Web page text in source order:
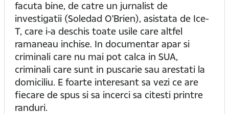
facuta bine, de catre un jurnalist de
investigatii (Soledad O'Brien), asistata de Ice-
T, care i-a deschis toate usile care altfel
ramaneau inchise. In documentar apar si
criminali care nu mai pot calca in SUA,
criminali care sunt in puscarie sau arestati la
domiciliu. E foarte interesant sa vezi ce are
fiecare de spus si sa incerci sa citesti printre
randuri.